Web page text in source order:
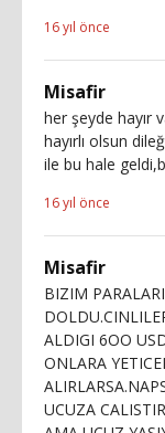
16 yıl önce
Misafir
her şeyde hayır
hayırlı olsun
ile bu hale
16 yıl önce
Misafir
BIZIM
ALDIGI 6OO
ONLARA
UCUZA